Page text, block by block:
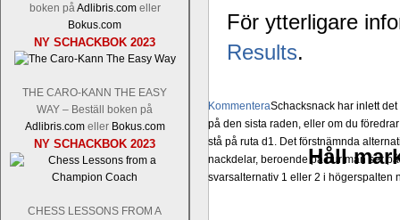
boken påAdlibris.comeller
Bokus.com
NY SCHACKBOK 2023
THE CARO-KANN THE EASY
WAY – Beställ boken på
Adlibris.comeller Bokus.com
NY SCHACKBOK 2023
CHESS LESSONS FROM A
KommenteraSchacksnack har inlett
på den sista raden, eller om du
stå på ruta d1. Det förstnämnda
nackdelar, beroende på hur man ser
svarsalternativ 1 eller 2 i högerspalten
För ytterligare
Results.
Håll